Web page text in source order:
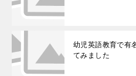
幼児英語教育で有
てみました